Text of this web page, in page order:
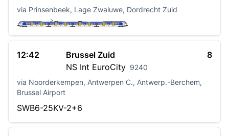
via Prinsenbeek, Lage Zwaluwe, Dordrecht Zuid
12:42
Brussel Zuid
NS Int EuroCity 9240
8
via Noorderkempen, Antwerpen C., Antwerp.-Berchem,
Brussel Airport
SWB6-25KV-2+6